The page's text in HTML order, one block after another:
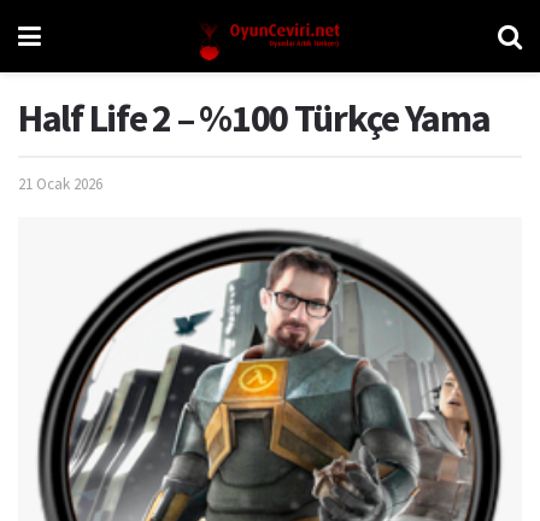
Half Life 2 – %100 Türkçe Yama
21 Ocak 2026